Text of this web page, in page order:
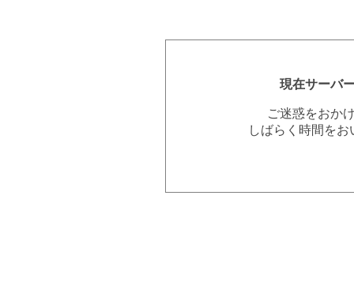
現在サーバ
ご迷惑をおか
しばらく時間を